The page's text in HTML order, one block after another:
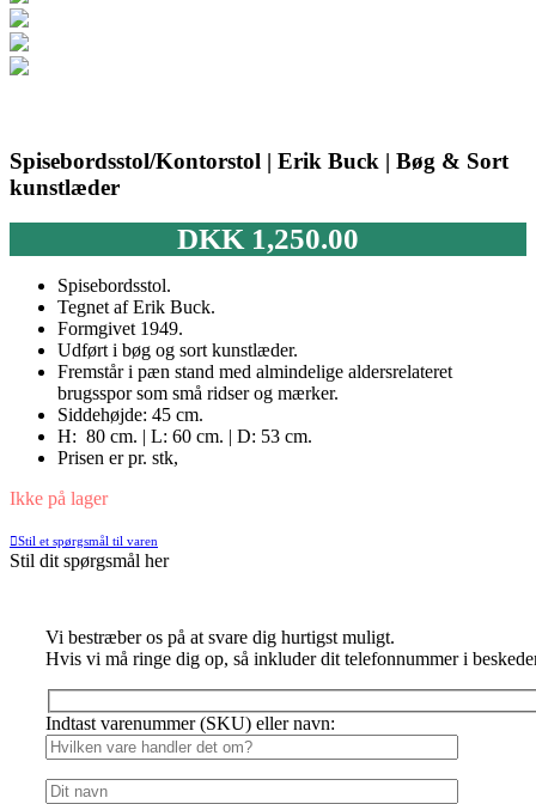
Spisebordsstol/Kontorstol | Erik Buck | Bøg & Sort
kunstlæder
DKK1,250.00
Spisebordsstol.
Tegnet af Erik Buck.
Formgivet 1949.
Udført i bøg og sort kunstlæder.
Fremstår i pæn stand med almindelige aldersrelateret
brugsspor som små ridser og mærker.
Siddehøjde: 45 cm.
H: 80 cm. | L: 60 cm. | D: 53 cm.
Prisen er pr. stk,
Ikke på lager
Stil et spørgsmål til varen
Stil dit spørgsmål her
Vi bestræber os på at svare dig hurtigst muligt.
Hvis vi må ringe dig op, så inkluder dit telefonnummer i
Indtast varenummer (SKU) eller navn: